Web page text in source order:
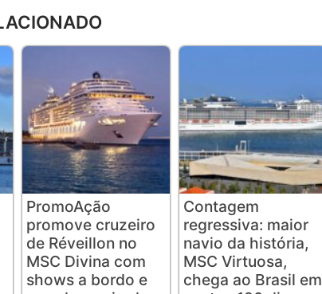
PromoAção
promove cruzeiro
de Réveillon no
MSC Divina com
shows a bordo e
Contagem
regressiva: maior
navio da história,
MSC Virtuosa,
chega ao Brasil em